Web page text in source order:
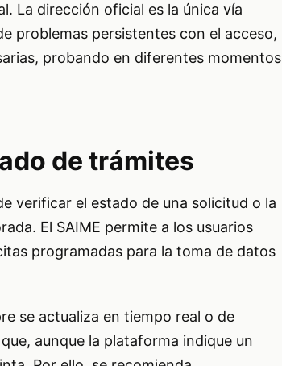
La dirección oficial es la única vía
problemas persistentes con el acceso,
probando en diferentes momentos
de trámites
verificar el estado de una solicitud o la
El SAIME permite a los usuarios
programadas para la toma de datos
se actualiza en tiempo real o de
aunque la plataforma indique un